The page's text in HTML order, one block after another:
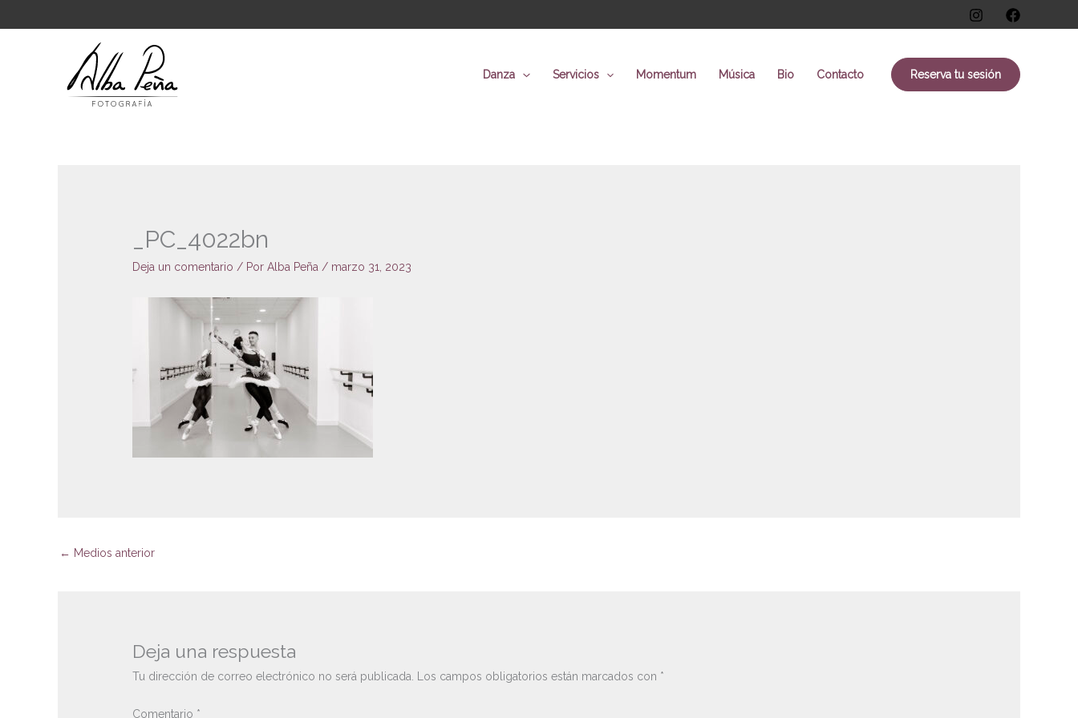
al
Danza
Servicios Momentum Música Bio Contacto Reserva tu sesión
_PC_4022bn
Deja un comentario / PorAlba Peña / marzo 31, 2023
← Medios anterior
Deja una respuesta
Tu dirección de correo electrónico no será publicada. Los campos obligatorios están marcados con *
Comentario *